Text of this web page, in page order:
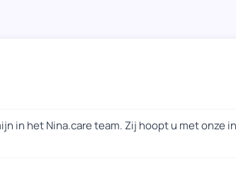
in het Nina.care team. Zij hoopt u met onze